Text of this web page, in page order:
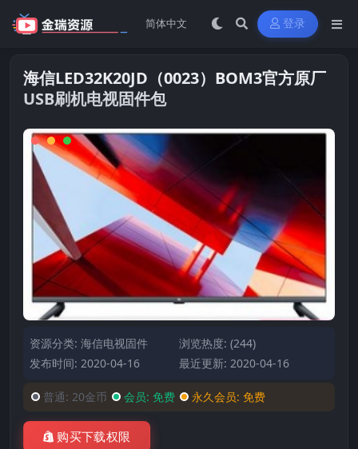
登录
海信LED32K20JD（0023）BOM3官方原厂
USB刷机电视固件包
资源分类: 海信电视固件
浏览热度: (244)
发布时间: 2020-04-16
最近更新: 2020-04-16
普通: 20金币 会员: 免费 永久会员: 免费
购买下载权限